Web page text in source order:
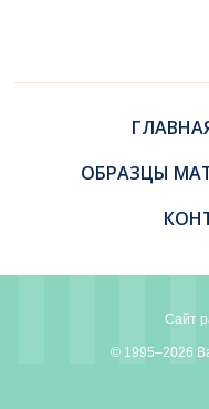
ОБРАЗЦЫ
Сайт
© 1995–2026